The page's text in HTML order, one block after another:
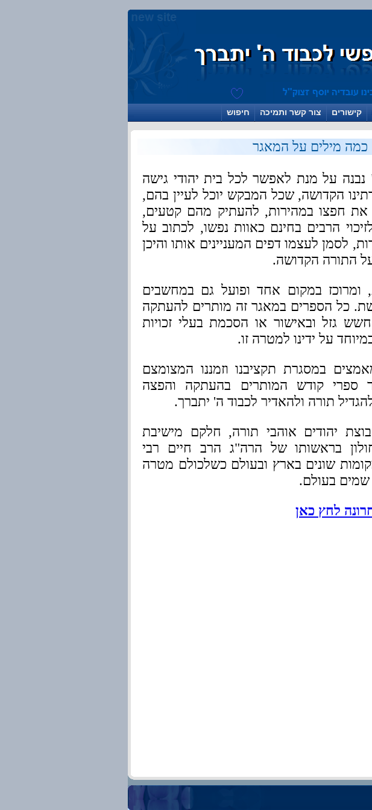
קישורים צור קשר ותמיכה חיפוש
כמה מילים על המאגר